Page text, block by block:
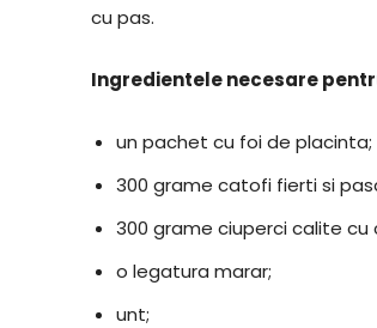
cu pas.
Ingredientele necesare
un pachet cu foi de placinta;
300 grame catofi fierti si
300 grame ciuperci calite cu
o legatura marar;
unt;